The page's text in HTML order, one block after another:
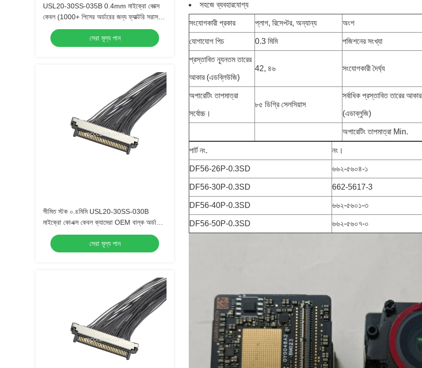
USL20-30SS-035B 0.4mm মাইক্রো কোক্স
কেবল (1000+ পিসের অর্ডারের জন্য ফ্যাক্টরি সরাসরি
সেরা মূল্য পান
সীমিত স্টক ০.৪মিমি USL20-30SS-030B
মাইক্রো কোএক্স কেবল ক্যামেরা OEM বাল্ক অর্ডারের
জন্য দ্রুত ডেলিভারি
সেরা মূল্য পান
সহজে ব্যবহারযোগ্য
সংযোগকারী প্রকার প্লাগ, রিসেপ্টর, অন্যান্য অংশ
যোগাযোগ পিচ 0.3 মিমি পজিশনের সংখ্যা
প্রস্তাবিত ন্যূনতম তারের
আকার (এডব্লিউজি)
42, ৪৬ সংযোগকারী দৈর্ঘ্য
অপারেটিং তাপমাত্রা
সর্বোচ্চ।
৮৫ ডিগ্রি সেলসিয়াস
সর্বাধিক প্রস্তাবিত তারের আকার
(এডাব্লুজি)
অপারেটিং তাপমাত্রা Min.
পার্ট নং. নং।
DF56-26P-0.3SD ৬৬২-৫৬০৪-১
DF56-30P-0.3SD 662-5617-3
DF56-40P-0.3SD ৬৬২-৫৬০১-৩
DF56-50P-0.3SD ৬৬২-৫৬০৭-০